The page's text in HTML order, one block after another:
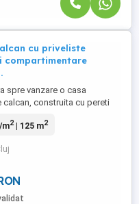
cu priveliste
compartimentare
spre vanzare o casa
calcan, construita cu pereti
teren de 250 mp, cu
doar 10.000 EUR, fara
ului astfel insumand un
365mp. ...
m2| 125 m2